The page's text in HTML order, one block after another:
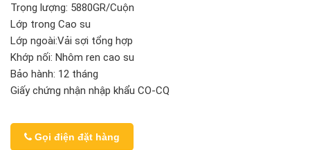
Trọng lượng: 5880GR/Cuộn
Lớp trong Cao su
Lớp ngoài:Vải sợi tổng hợp
Khớp nối: Nhôm ren cao su
Bảo hành: 12 tháng
Giấy chứng nhận nhập khẩu CO-CQ
Gọi điện đặt hàng